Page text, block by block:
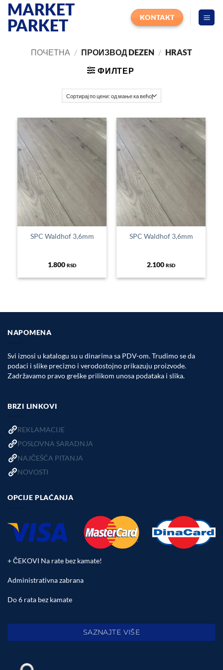
Прескочи
садржај
MARKET
PARKET
KONTAKT
ПОЧЕТНА / ПРОИЗВОД DEZEN / HRAST
ФИЛТЕР
SPC Waldhof 3,6mm
1.800 RSD
SPC Waldhof 3,6mm
2.100 RSD
NAPOMENA
Svi iznosi u katalogu su u dinarima sa PDV-om. Trudimo se da
podaci i slike precizno i verodostojno prikazuju proizvode.
Zadržavamo pravo greške prilikom unosa podataka i slika.
BRZI LINKOVI
REKLAMACIJE
POSLOVNA SARADNJA
NAJČEŠĆA PITANJA
NOVOSTI
OPCIJE PLAĆANJA
+ ČEKOVI Na rate bez kamate!
Administrativna zabrana
Do 6 rata bez kamate
SAZNAJTE VIŠE